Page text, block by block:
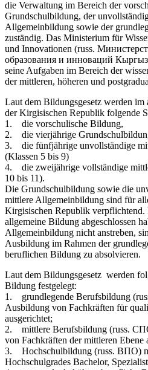
die Verwaltung im Bereich der
Grundschulbildung, der
Allgemeinbildung sowie der
zuständig. Das Ministerium für
und Innovationen (russ.
образования и инноваций
seine Aufgaben im Bereich der
der mittleren, höheren und
Laut dem Bildungsgesetz werden
der Kirgisischen Republik folgende
1. die vorschulische Bildung,
2. die vierjährige
3. die fünfjährige unvollständige
(Klassen 5 bis 9)
4. die zweijährige vollständige
10 bis 11).
Die Grundschulbildung sowie die
mittlere Allgemeinbildung sind für
Kirgisischen Republik verpflichtend.
allgemeine Bildung abgeschlossen
Allgemeinbildung nicht anstreben,
Ausbildung im Rahmen der
beruflichen Bildung zu absolvieren.
Laut dem Bildungsgesetz werden
Bildung festgelegt:
1. grundlegende Berufsbildung
Ausbildung von Fachkräften für
ausgerichtet;
2. mittlere Berufsbildung (russ.
von Fachkräften der mittleren Ebene
3. Hochschulbildung (russ. ВПО)
Hochschulgrades Bachelor,